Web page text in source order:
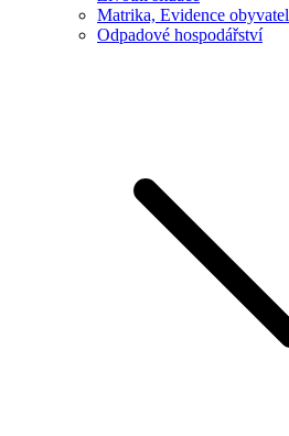
Matrika, Evidence obyvatel
Odpadové hospodářství